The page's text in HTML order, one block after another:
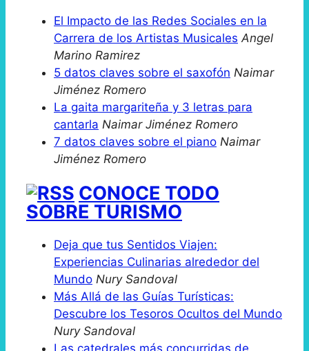
El Impacto de las Redes Sociales en la
Carrera de los Artistas Musicales Angel
Marino Ramirez
5 datos claves sobre el saxofón Naimar
Jiménez Romero
La gaita margariteña y 3 letras para
cantarla Naimar Jiménez Romero
7 datos claves sobre el piano Naimar
Jiménez Romero
CONOCE TODO
SOBRE TURISMO
Deja que tus Sentidos Viajen:
Experiencias Culinarias alrededor del
Mundo Nury Sandoval
Más Allá de las Guías Turísticas:
Descubre los Tesoros Ocultos del Mundo
Nury Sandoval